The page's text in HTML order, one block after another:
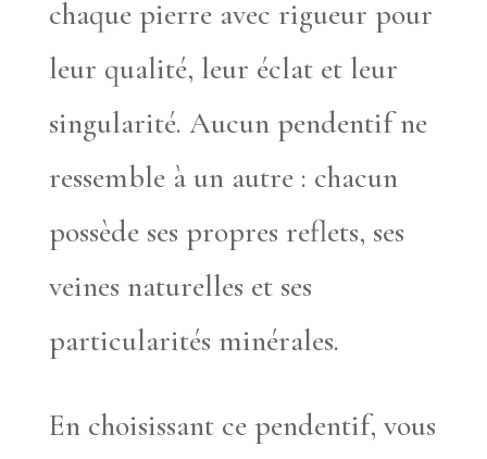
chaque pierre avec rigueur pour
leur qualité, leur éclat et leur
singularité. Aucun pendentif ne
ressemble à un autre : chacun
possède ses propres reflets, ses
veines naturelles et ses
particularités minérales.
En choisissant ce pendentif, vous